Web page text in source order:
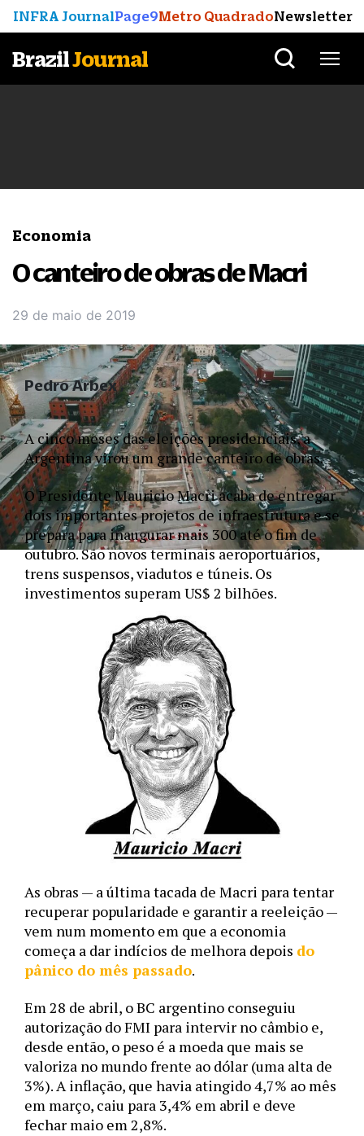
INFRA JournalPage9Metro QuadradoNewsletter
BrazilJournal
Economia
O canteiro de obras de Macri
29 de maio de 2019
A cinco meses das eleições presidenciais, a
Argentina virou um grande canteiro de obras.
O Presidente Mauricio Macri acaba de entregar
dois importantes projetos de infraestrutura e se
prepara para inaugurar mais 300 até o fim de
outubro. São novos terminais aeroportuários,
trens suspensos, viadutos e túneis. Os
investimentos superam US$ 2 bilhões.
As obras — a última tacada de Macri para tentar
recuperar popularidade e garantir a reeleição —
vem num momento em que a economia
começa a dar indícios de melhora depois do
pânico do mês passado.
Em 28 de abril, o BC argentino conseguiu
autorização do FMI para intervir no câmbio e,
desde então, o peso é a moeda que mais se
valoriza no mundo frente ao dólar (uma alta de
3%). A inflação, que havia atingido 4,7% ao mês
em março, caiu para 3,4% em abril e deve
fechar maio em 2,8%.
Pedro Arbex